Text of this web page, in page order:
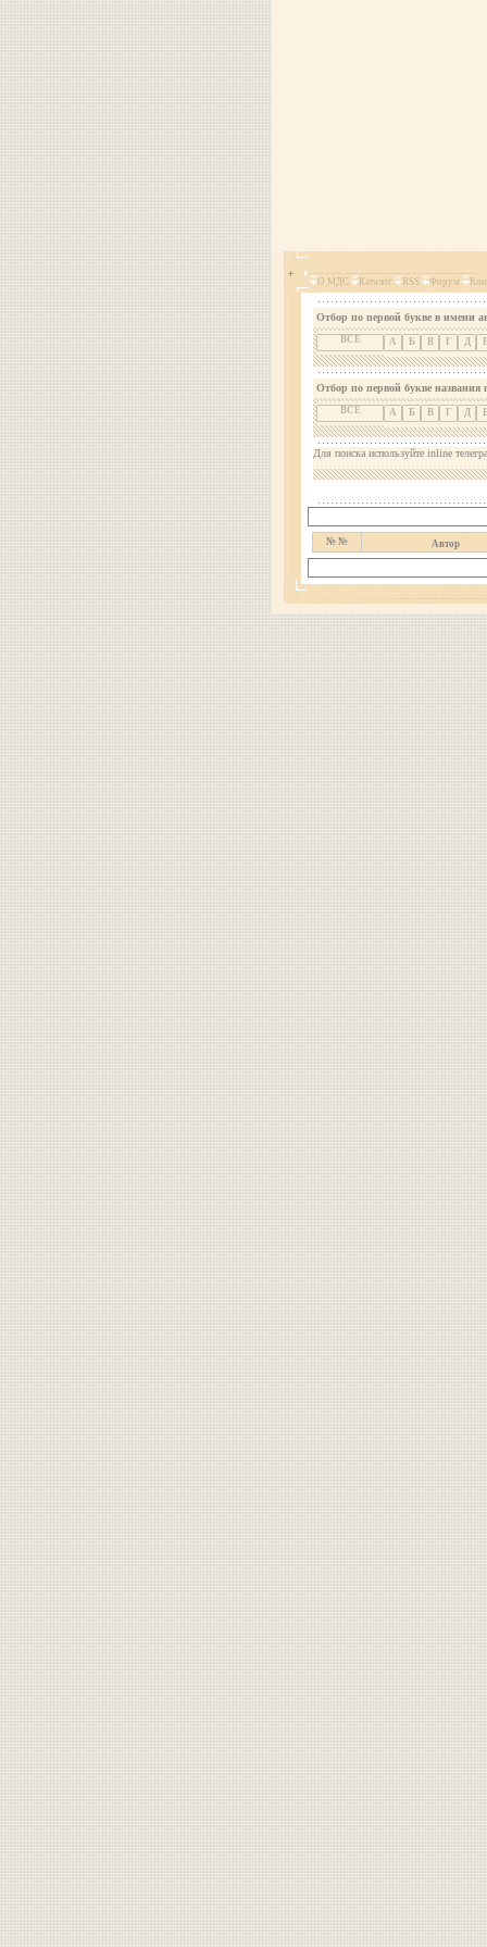
О МДС Каталог RSS Форум
Отбор по первой букве в имени
ВСЕ А Б В Г Д
Отбор по первой букве названия
ВСЕ А Б В Г Д
Для поиска используйте inline
№ № Автор